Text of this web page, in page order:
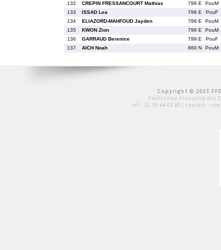
132
CREPIN FRESSANCOURT Mathias 799 E
PouM
133
ISSAD Lea 799 E
PouF
134
ELIAZORD-MAHFOUD Jayden 799 E
PouM
135
KWON Zion 799 E
PouM
136
GARRAUD Berenice 799 E
PouF
137
AICH Noah 860 N PouM
Copyright © 2015
Fédération Française des
tél : 01 39 44 65 80 | contact :